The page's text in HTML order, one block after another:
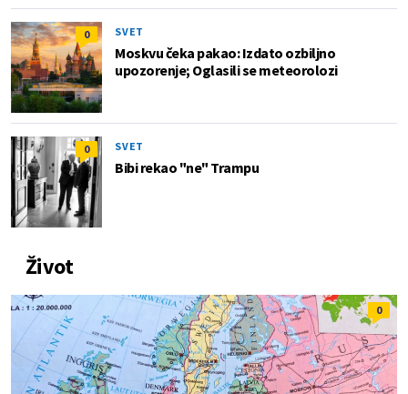
0 SVET
Moskvu čeka pakao: Izdato ozbiljno
upozorenje; Oglasili se meteorolozi
0 SVET
Bibi rekao "ne" Trampu
Život
0